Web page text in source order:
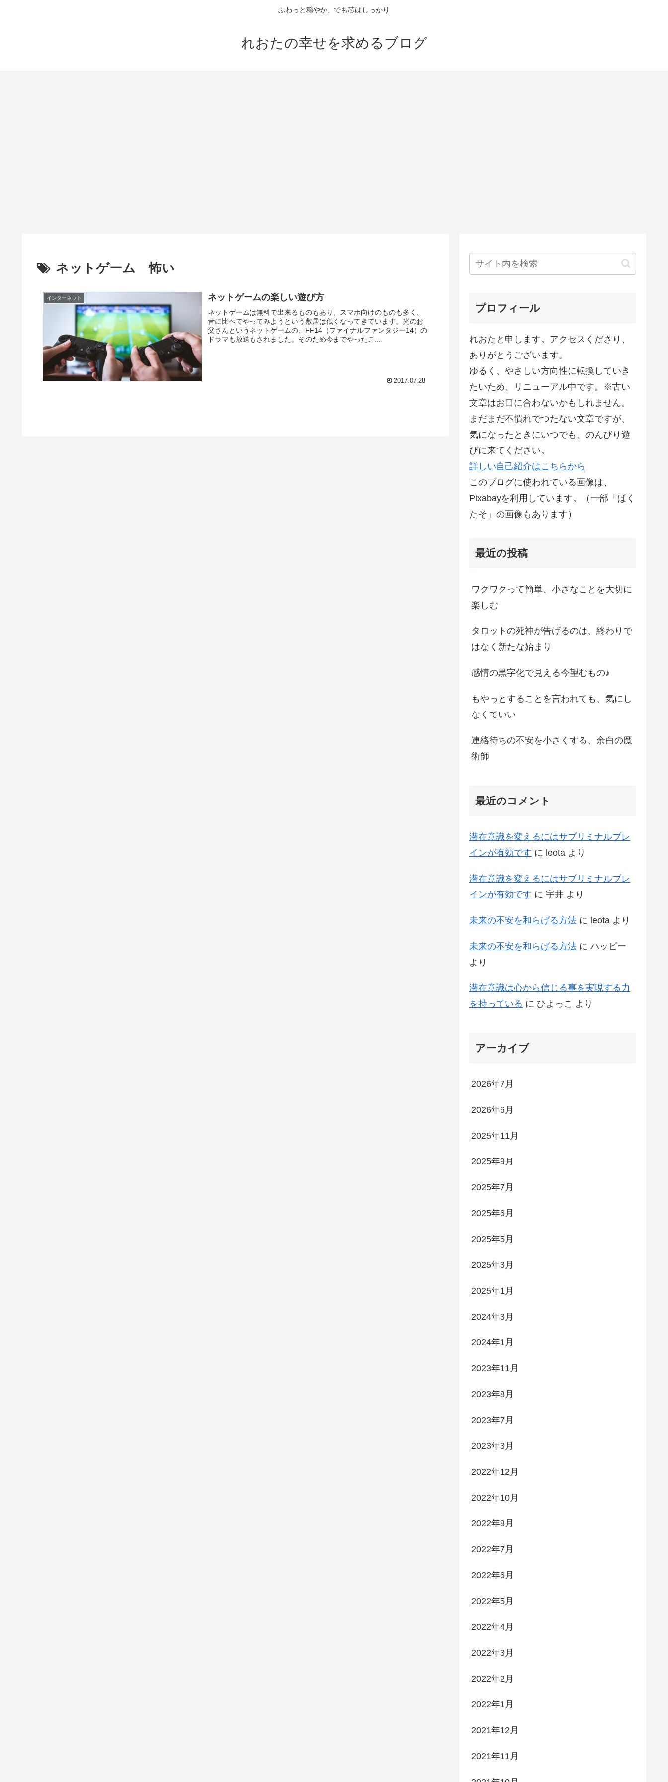
ふわっと穏やか、でも芯はしっかり
れおたの幸せを求めるブログ
ネットゲーム 怖い
インターネット ネットゲームの楽しい遊び方
ネットゲームは無料で出来るものもあり、スマホ向けのものも多く、
昔に比べてやってみようという敷居は低くなってきています。光のお
父さんというネットゲームの、FF14（ファイナルファンタジー14）の
ドラマも放送もされました。そのため今までやったこ...
2017.07.28
プロフィール
れおたと申します。アクセスくださり、
ありがとうございます。
ゆるく、やさしい方向性に転換していき
たいため、リニューアル中です。※古い
文章はお口に合わないかもしれません。
まだまだ不慣れでつたない文章ですが、
気になったときにいつでも、のんびり遊
びに来てください。
詳しい自己紹介はこちらから
このブログに使われている画像は、
Pixabayを利用しています。（一部「ぱく
たそ」の画像もあります）
最近の投稿
ワクワクって簡単、小さなことを大切に
楽しむ
タロットの死神が告げるのは、終わりで
はなく新たな始まり
感情の黒字化で見える今望むもの♪
もやっとすることを言われても、気にし
なくていい
連絡待ちの不安を小さくする、余白の魔
術師
最近のコメント
潜在意識を変えるにはサブリミナルブレ
インが有効です に leota より
潜在意識を変えるにはサブリミナルブレ
インが有効です に 宇井 より
未来の不安を和らげる方法 に leota より
未来の不安を和らげる方法 に ハッピー
より
潜在意識は心から信じる事を実現する力
を持っている に ひよっこ より
アーカイブ
2026年7月
2026年6月
2025年11月
2025年9月
2025年7月
2025年6月
2025年5月
2025年3月
2025年1月
2024年3月
2024年1月
2023年11月
2023年8月
2023年7月
2023年3月
2022年12月
2022年10月
2022年8月
2022年7月
2022年6月
2022年5月
2022年4月
2022年3月
2022年2月
2022年1月
2021年12月
2021年11月